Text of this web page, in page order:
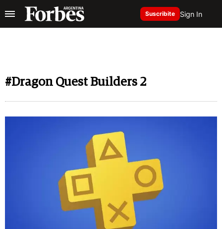
Suscribite Sign In
#Dragon Quest Builders 2